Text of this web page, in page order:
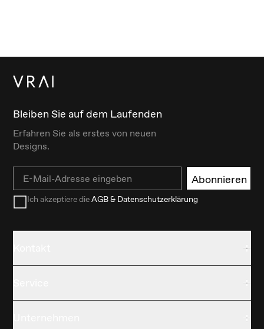
Bleiben Sie auf dem Laufenden
Erfahren Sie als erstes von neuen
Designs.
Email Abonnieren
Ich akzeptiere dieAGB & Datenschutzerklärung